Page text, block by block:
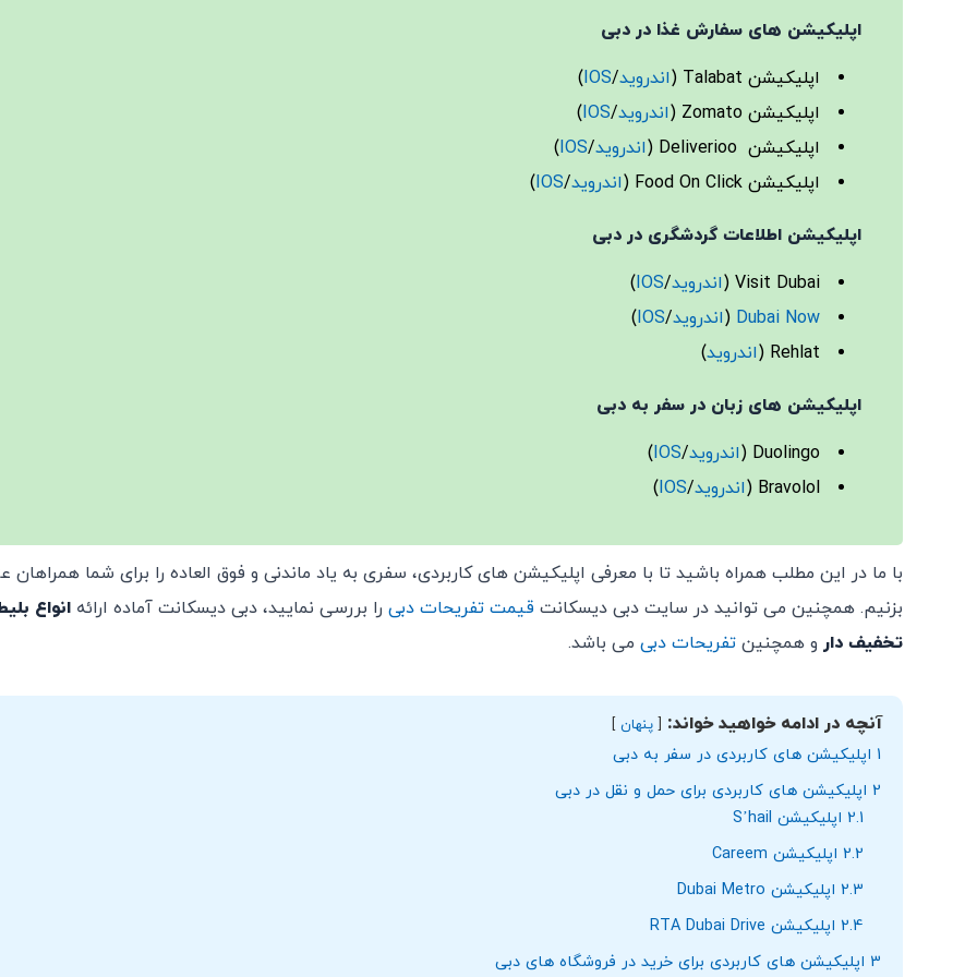
اپلیکیشن های سفارش غذا در دبی
اپلیکیشن Talabat (
اندروید/
IOS
)
اپلیکیشن Zomato (
اندروید/
IOS
)
اپلیکیشن Deliverioo (
اندروید/
IOS
)
اپلیکیشن Food On Click (
اندروید/
IOS
)
اپلیکیشن اطلاعات گردشگری در دبی
Visit Dubai ( اندروید/
IOS
)
Dubai Now
(اندروید/
IOS
)
Rehlat (
اندروید)
اپلیکیشن های زبان در سفر به دبی
Duolingo (
اندروید/
IOS
)
Bravolol (
اندروید/
IOS
)
با ما در این مطلب همراه باشید تا با معرفی اپلیکیشن های کاربردی، سفری به یاد ماندنی و فوق العاده را برای شما همراهان
بزنیم. همچنین می توانید در سایت دبی دیسکانت قیمت تفریحات دبی را بررسی نمایید، دبی دیسکانت آماده ارائه انواع
تخفیف دار و همچنین تفریحات دبی می باشد.
آنچه در ادامه خواهید خواند: پنهان
1 اپلیکیشن های کاربردی در سفر به دبی
2 اپلیکیشن های کاربردی برای حمل و نقل در دبی
2.1 اپلیکیشن S’hail
2.2 اپلیکیشن Careem
2.3 اپلیکیشن Dubai Metro
2.4 اپلیکیشن RTA Dubai Drive
3 اپلیکیشن های کاربردی برای خرید در فروشگاه های دبی